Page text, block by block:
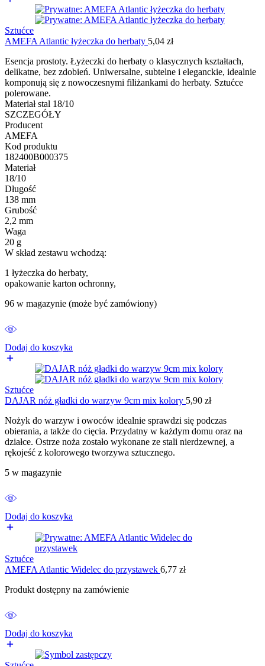
Sztućce
AMEFA Atlantic łyżeczka do herbaty 5,04 zł
Esencja prostoty. Łyżeczki do herbaty o klasycznych kształtach,
delikatne, bez zdobień. Uniwersalne, subtelne i eleganckie, idealnie
komponują się z nowoczesnymi filiżankami do herbaty. Sztućce
polerowane.
Materiał stal 18/10
SZCZEGÓŁY
Producent
AMEFA
Kod produktu
182400B000375
Materiał
18/10
Długość
138 mm
Grubość
2,2 mm
Waga
20 g
W skład zestawu wchodzą:
1 łyżeczka do herbaty,
opakowanie karton ochronny,
96 w magazynie (może być zamówiony)
Dodaj do koszyka
Sztućce
DAJAR nóż gładki do warzyw 9cm mix kolory 5,90 zł
Nożyk do warzyw i owoców idealnie sprawdzi się podczas
obierania, a także do cięcia. Przydatny w każdym domu oraz na
działce. Ostrze noża zostało wykonane ze stali nierdzewnej, a
rękojeść z kolorowego tworzywa sztucznego.
5 w magazynie
Dodaj do koszyka
Sztućce
AMEFA Atlantic Widelec do przystawek 6,77 zł
Produkt dostępny na zamówienie
Dodaj do koszyka